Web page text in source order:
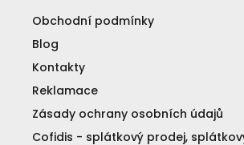
Obchodní podmínky
Blog
Kontakty
Reklamace
Zásady ochrany osobních údajů
Cofidis - splátkový prodej,